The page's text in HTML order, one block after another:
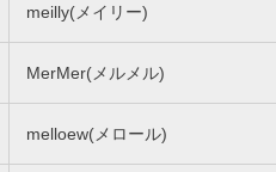
meilly(メイリー)
MerMer(メルメル)
melloew(メロール)